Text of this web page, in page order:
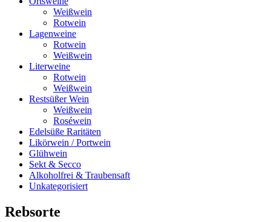
Weißwein
Rotwein
Lagenweine
Rotwein
Weißwein
Literweine
Rotwein
Weißwein
Restsüßer Wein
Weißwein
Roséwein
Edelsüße Raritäten
Likörwein / Portwein
Glühwein
Sekt & Secco
Alkoholfrei & Traubensaft
Unkategorisiert
Rebsorte